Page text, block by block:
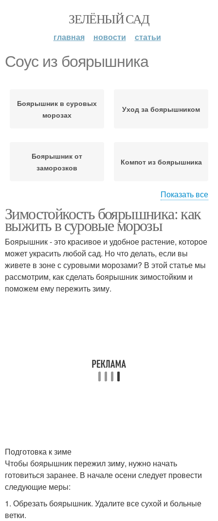
ЗЕЛЁНЫЙ САД
главная новости статьи
Соус из боярышника
Боярышник в суровых
морозах
Уход за боярышником
Боярышник от
заморозков
Компот из боярышника
Пирог из боярышника Боярышник на зиму
Сироп из боярышника
Боярышник по
правилам
Показать все
Зимостойкость боярышника: как
выжить в суровые морозы
Боярышник - это красивое и удобное растение, которое
может украсить любой сад. Но что делать, если вы
живете в зоне с суровыми морозами? В этой статье мы
рассмотрим, как сделать боярышник зимостойким и
поможем ему пережить зиму.
Подготовка к зиме
Чтобы боярышник пережил зиму, нужно начать
готовиться заранее. В начале осени следует провести
следующие меры:
1. Обрезать боярышник. Удалите все сухой и больные
ветки.